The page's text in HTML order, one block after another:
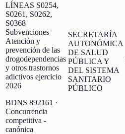
LÍNEAS S0254,
S0261, S0262,
S0368
Subvenciones
Atención y
prevención de las
drogodependencias
y otros trastornos
adictivos ejercicio
2026
BDNS 892161 ·
Concurrencia
competitiva -
canónica
SECRETARÍA
AUTONÓMICA
DE SALUD
PÚBLICA Y
DEL SISTEMA
SANITARIO
PÚBLICO